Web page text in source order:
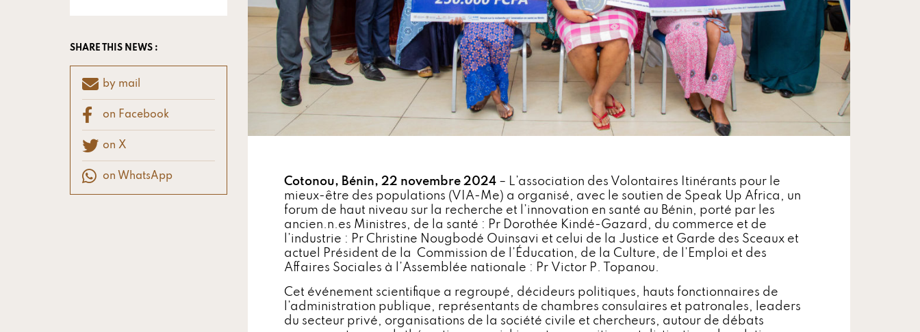
Cotonou, Bénin, 22 novembre 2024 – L’association des Volontaires Itinérants pour le
mieux-être des populations (VIA-Me) a organisé, avec le soutien de Speak Up Africa, un
forum de haut niveau sur la recherche et l’innovation en santé au Bénin, porté par les
ancien.n.es Ministres, de la santé : Pr Dorothée Kindé-Gazard​, du commerce et de
l’industrie : Pr Christine Nougbodé Ouinsavi et celui de la Justice et Garde des Sceaux et
actuel Président de la Commission de l’Éducation, de la Culture, de l’Emploi et des
Affaires Sociales à l’Assemblée nationale : Pr Victor P. Topanou.
Cet événement scientifique a regroupé, décideurs​ politiques,​ hauts fonctionnaires de
l’administration publique, représentants de chambres consulaires et patronales, leaders
du​ secteur privé, organisations de la société civile et chercheurs, autour de débats
SHARE THIS NEWS :
by mail
on Facebook
on X
on WhatsApp